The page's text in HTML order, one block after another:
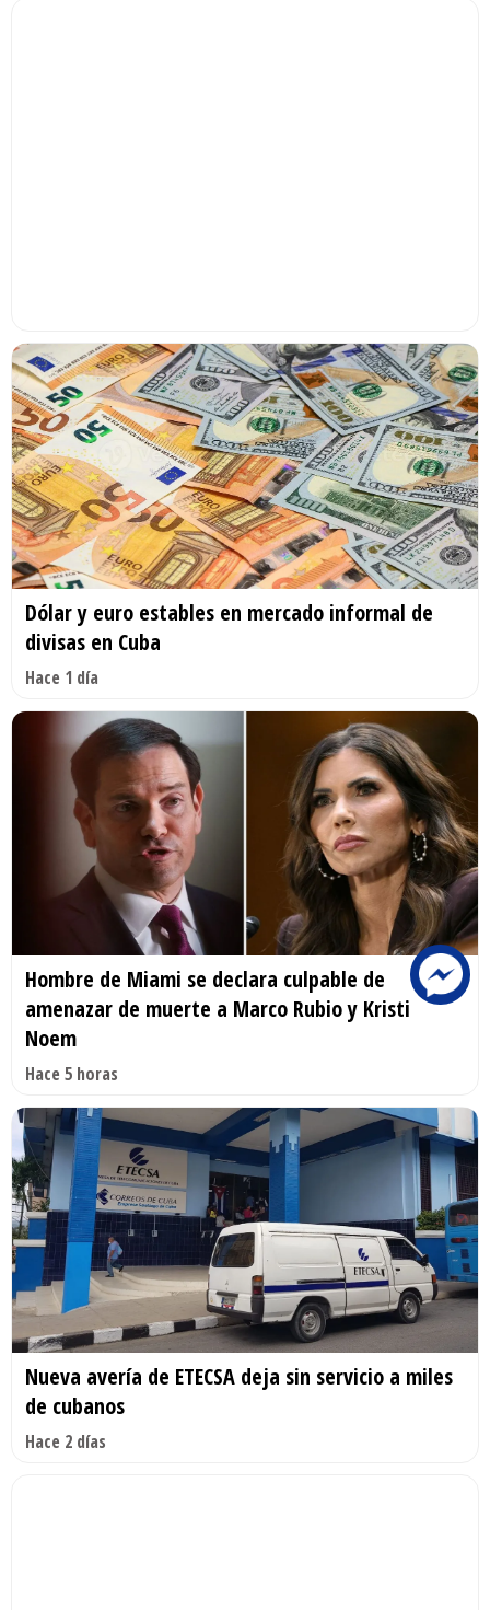
Dólar y euro estables en mercado informal de
divisas en Cuba
Hace 1 día
Hombre de Miami se declara culpable de
amenazar de muerte a Marco Rubio y Kristi
Noem
Hace 5 horas
Nueva avería de ETECSA deja sin servicio a miles
de cubanos
Hace 2 días